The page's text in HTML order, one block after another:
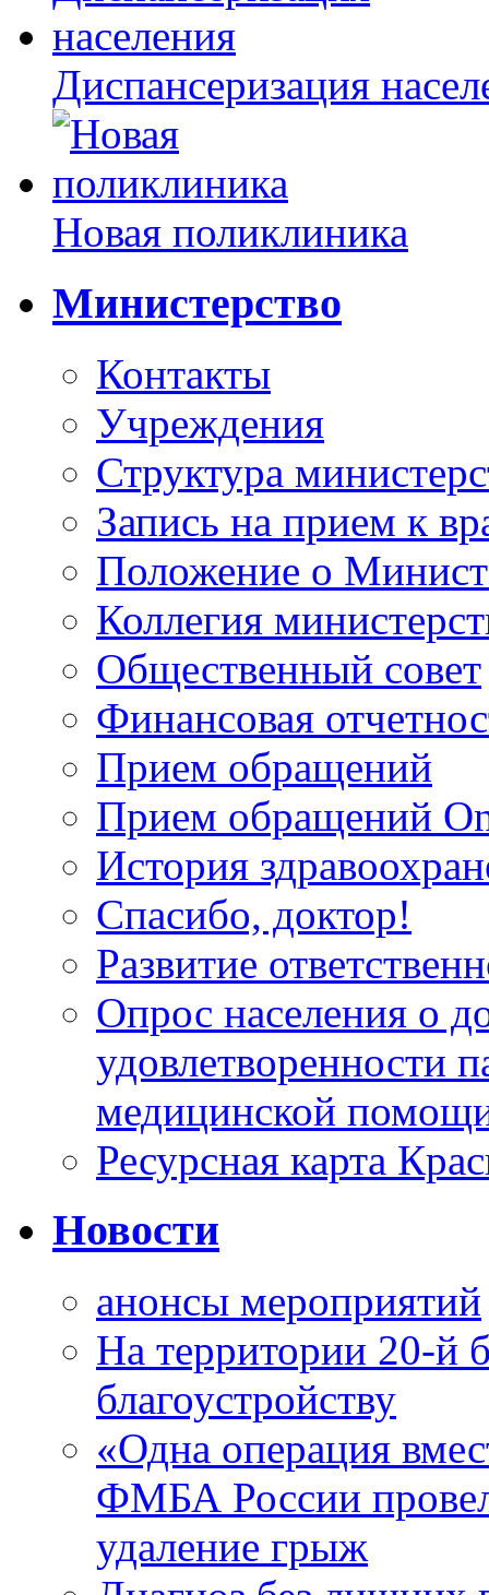
Диспансеризация
Новая поликлиника
Министерство
Контакты
Учреждения
Структура
Запись на прием к
Положение о
Коллегия
Общественный совет
Финансовая
Прием обращений
Прием обращений
История
Спасибо, доктор!
Развитие
Опрос населения о
удовлетворенности
медицинской
Ресурсная карта
Новости
анонсы мероприятий
На территории 20-й
благоустройству
«Одна операция
ФМБА России
удаление грыж